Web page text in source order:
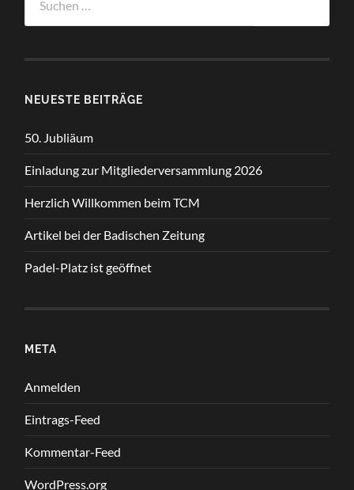
nach:
NEUESTE BEITRÄGE
50. Jubliäum
Einladung zur Mitgliederversammlung 2026
Herzlich Willkommen beim TCM
Artikel bei der Badischen Zeitung
Padel-Platz ist geöffnet
META
Anmelden
Eintrags-Feed
Kommentar-Feed
WordPress.org